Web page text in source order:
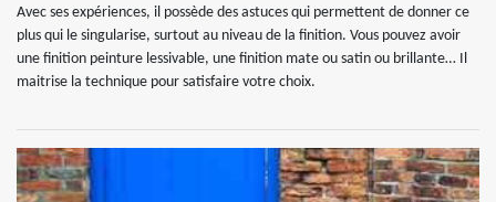
Avec ses expériences, il possède des astuces qui permettent de donner ce
plus qui le singularise, surtout au niveau de la finition. Vous pouvez avoir
une finition peinture lessivable, une finition mate ou satin ou brillante… Il
maitrise la technique pour satisfaire votre choix.